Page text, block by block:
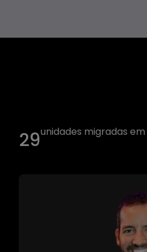
67unidades migradas em